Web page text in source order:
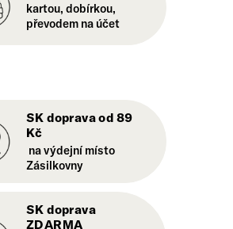
kartou, dobírkou,
převodem na účet
SK doprava od 89
Kč
na výdejní místo
Zásilkovny
SK doprava
ZDARMA